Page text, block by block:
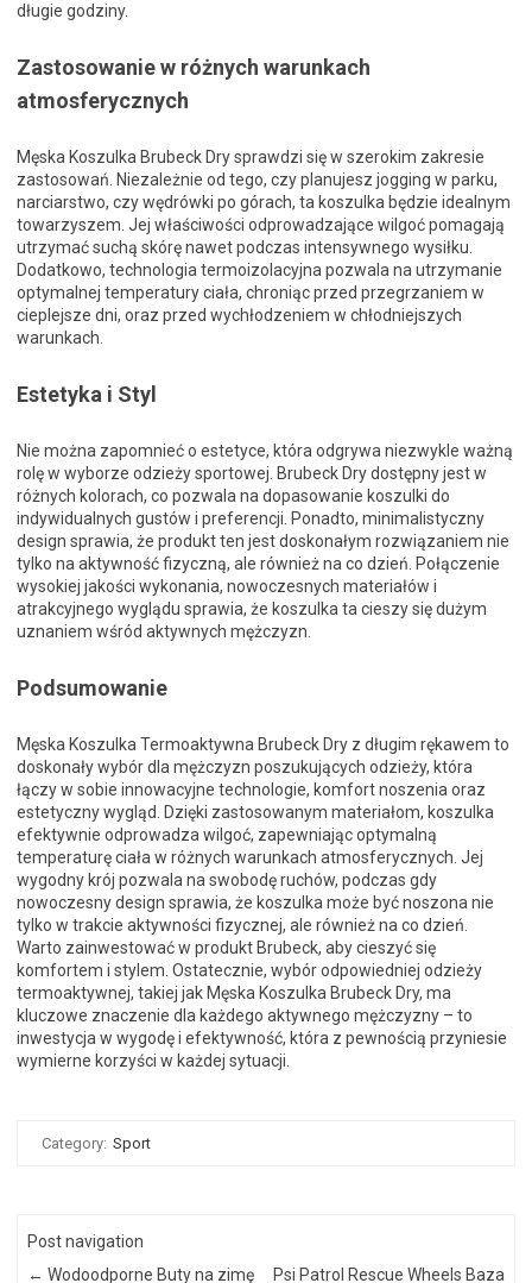
długie godziny.
Zastosowanie w różnych warunkach
atmosferycznych
Męska Koszulka Brubeck Dry sprawdzi się w szerokim zakresie
zastosowań. Niezależnie od tego, czy planujesz jogging w parku,
narciarstwo, czy wędrówki po górach, ta koszulka będzie idealnym
towarzyszem. Jej właściwości odprowadzające wilgoć pomagają
utrzymać suchą skórę nawet podczas intensywnego wysiłku.
Dodatkowo, technologia termoizolacyjna pozwala na utrzymanie
optymalnej temperatury ciała, chroniąc przed przegrzaniem w
cieplejsze dni, oraz przed wychłodzeniem w chłodniejszych
warunkach.
Estetyka i Styl
Nie można zapomnieć o estetyce, która odgrywa niezwykle ważną
rolę w wyborze odzieży sportowej. Brubeck Dry dostępny jest w
różnych kolorach, co pozwala na dopasowanie koszulki do
indywidualnych gustów i preferencji. Ponadto, minimalistyczny
design sprawia, że produkt ten jest doskonałym rozwiązaniem nie
tylko na aktywność fizyczną, ale również na co dzień. Połączenie
wysokiej jakości wykonania, nowoczesnych materiałów i
atrakcyjnego wyglądu sprawia, że koszulka ta cieszy się dużym
uznaniem wśród aktywnych mężczyzn.
Podsumowanie
Męska Koszulka Termoaktywna Brubeck Dry z długim rękawem to
doskonały wybór dla mężczyzn poszukujących odzieży, która
łączy w sobie innowacyjne technologie, komfort noszenia oraz
estetyczny wygląd. Dzięki zastosowanym materiałom, koszulka
efektywnie odprowadza wilgoć, zapewniając optymalną
temperaturę ciała w różnych warunkach atmosferycznych. Jej
wygodny krój pozwala na swobodę ruchów, podczas gdy
nowoczesny design sprawia, że koszulka może być noszona nie
tylko w trakcie aktywności fizycznej, ale również na co dzień.
Warto zainwestować w produkt Brubeck, aby cieszyć się
komfortem i stylem. Ostatecznie, wybór odpowiedniej odzieży
termoaktywnej, takiej jak Męska Koszulka Brubeck Dry, ma
kluczowe znaczenie dla każdego aktywnego mężczyzny – to
inwestycja w wygodę i efektywność, która z pewnością przyniesie
wymierne korzyści w każdej sytuacji.
Category: Sport
Post navigation
← Wodoodporne Buty na zimę Psi Patrol Rescue Wheels Baza